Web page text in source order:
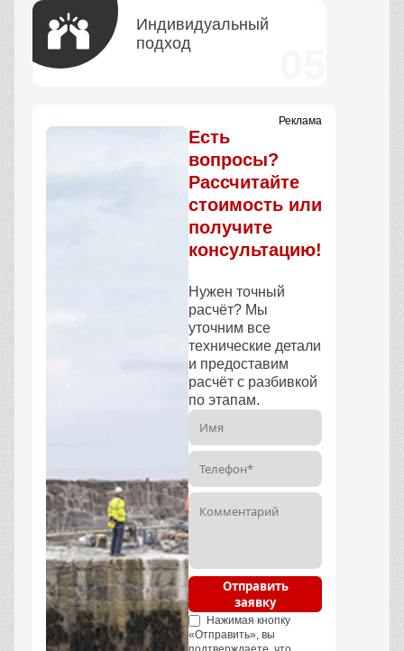
Индивидуальный
подход
Реклама
Есть
вопросы?
Рассчитайте
стоимость или
получите
консультацию!
Нужен точный
расчёт? Мы
уточним все
технические детали
и предоставим
расчёт с разбивкой
по этапам.
Отправить
заявку
Нажимая кнопку
«Отправить», вы